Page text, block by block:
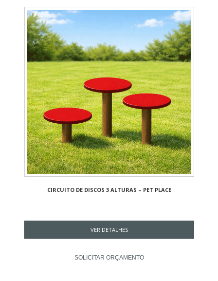
CIRCUITO DE DISCOS 3 ALTURAS – PET PLACE
VER DETALHES
SOLICITAR ORÇAMENTO